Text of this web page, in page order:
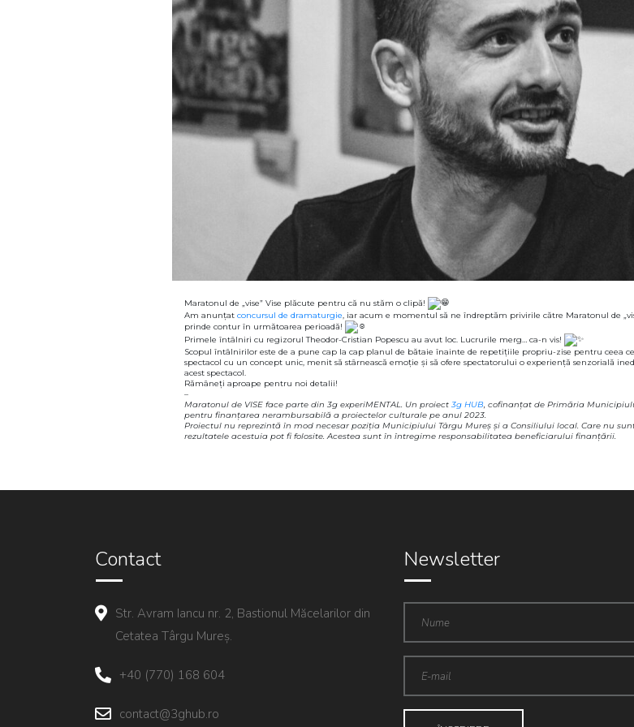
Maratonul de „vise” Vise plăcute pentru că nu stăm o clipă!
Am anunțat concursul de dramaturgie, iar acum e momentul să ne îndreptăm privirile către Maratonul de
prinde contur în următoarea perioadă!
Primele întâlniri cu regizorul Theodor-Cristian Popescu au avut loc. Lucrurile merg… ca-n vis!
Scopul întâlnirilor este de a pune cap la cap planul de bătaie înainte de repetițiile propriu-zise pentru ceea
spectacol cu un concept unic, menit să stârnească emoție și să ofere spectatorului o experiență senzorială
acest spectacol.
Rămâneți aproape pentru noi detalii!
–
Maratonul de VISE face parte din 3g experiMENTAL. Un proiect 3g HUB, cofinanțat de Primăria
pentru finanțarea nerambursabilă a proiectelor culturale pe anul 2023.
Proiectul nu reprezintă în mod necesar poziţia Municipiului Târgu Mureş şi a Consiliului local. Care nu
rezultatele acestuia pot fi folosite. Acestea sunt în întregime responsabilitatea beneficiarului finanţării.
Contact
Str. Avram Iancu nr. 2, Bastionul Măcelarilor din
Cetatea Târgu Mureș.
+40 (770) 168 604
contact@3ghub.ro
Newsletter